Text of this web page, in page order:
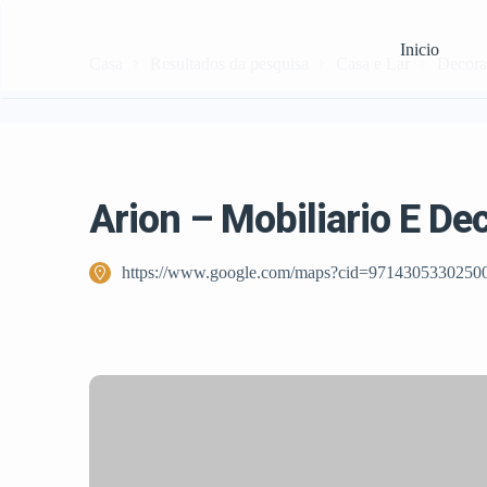
Inicio
Arion – Mobiliario E
https://www.google.com/